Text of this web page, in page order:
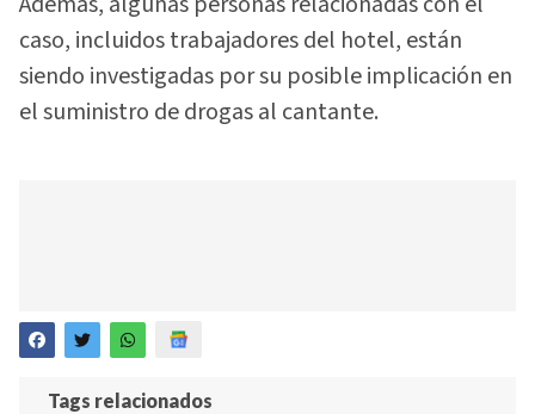
caso, incluidos trabajadores del hotel, están
siendo investigadas por su posible implicación en
el suministro de drogas al cantante.
Tags relacionados